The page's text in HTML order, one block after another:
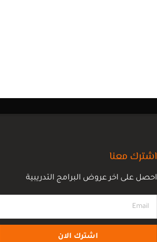
اشترك معنا
احصل على اخر عروض البرامج التدريبية
اشترك الان